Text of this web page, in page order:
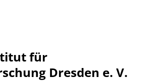
für
Dresden e. V.